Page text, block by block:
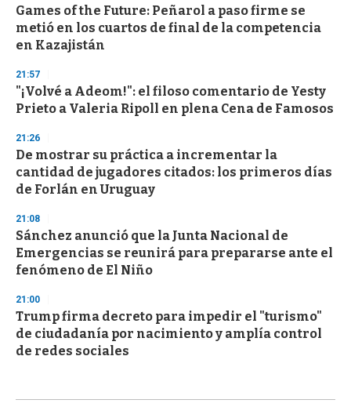
Games of the Future: Peñarol a paso firme se
metió en los cuartos de final de la competencia
en Kazajistán
21:57
"¡Volvé a Adeom!": el filoso comentario de Yesty
Prieto a Valeria Ripoll en plena Cena de Famosos
21:26
De mostrar su práctica a incrementar la
cantidad de jugadores citados: los primeros días
de Forlán en Uruguay
21:08
Sánchez anunció que la Junta Nacional de
Emergencias se reunirá para prepararse ante el
fenómeno de El Niño
21:00
Trump firma decreto para impedir el "turismo"
de ciudadanía por nacimiento y amplía control
de redes sociales